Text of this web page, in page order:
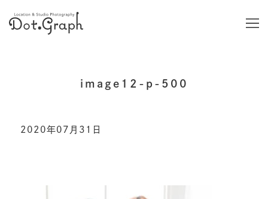
image12-p-500
2020年07月31日